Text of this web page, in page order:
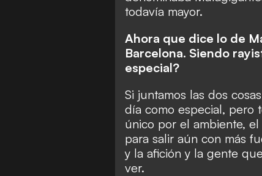
todavía mayor.
Ahora que dice lo de
Barcelona. Siendo
especial?
Si juntamos las dos
día como especial, pero
único por el ambiente,
para salir aún con más
y la afición y la gente
ver.